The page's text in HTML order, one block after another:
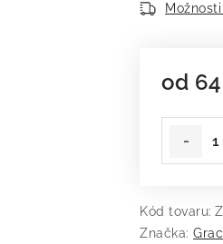
od
Kód tovaru:
Značka: